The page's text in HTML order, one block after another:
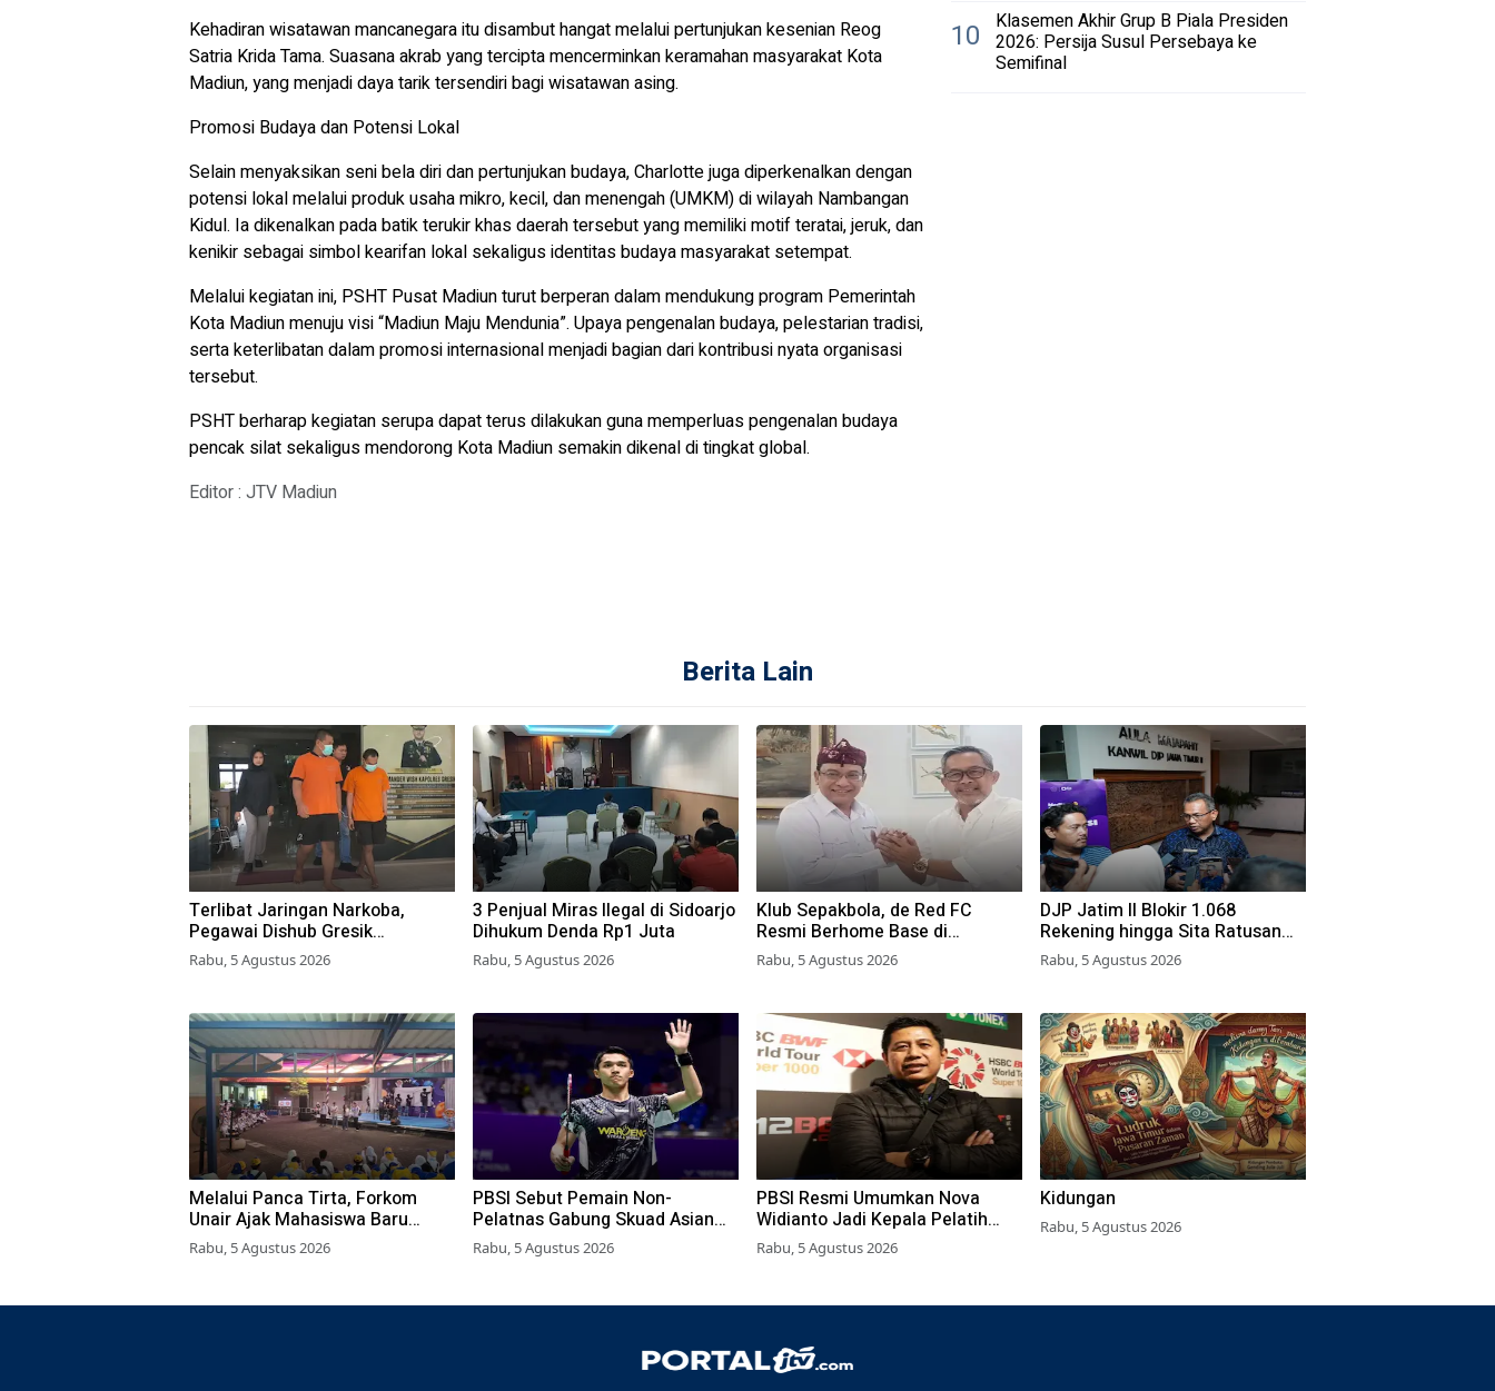
Kehadiran wisatawan mancanegara itu disambut hangat melalui pertunjukan kesenian Reog
Satria Krida Tama. Suasana akrab yang tercipta mencerminkan keramahan masyarakat Kota
Madiun, yang menjadi daya tarik tersendiri bagi wisatawan asing.
Promosi Budaya dan Potensi Lokal
Selain menyaksikan seni bela diri dan pertunjukan budaya, Charlotte juga diperkenalkan dengan
potensi lokal melalui produk usaha mikro, kecil, dan menengah (UMKM) di wilayah Nambangan
Kidul. Ia dikenalkan pada batik terukir khas daerah tersebut yang memiliki motif teratai, jeruk, dan
kenikir sebagai simbol kearifan lokal sekaligus identitas budaya masyarakat setempat.
Melalui kegiatan ini, PSHT Pusat Madiun turut berperan dalam mendukung program Pemerintah
Kota Madiun menuju visi “Madiun Maju Mendunia”. Upaya pengenalan budaya, pelestarian tradisi,
serta keterlibatan dalam promosi internasional menjadi bagian dari kontribusi nyata organisasi
tersebut.
PSHT berharap kegiatan serupa dapat terus dilakukan guna memperluas pengenalan budaya
pencak silat sekaligus mendorong Kota Madiun semakin dikenal di tingkat global.
Editor : JTV Madiun
10 Klasemen Akhir Grup B Piala Presiden
2026: Persija Susul Persebaya ke
Semifinal
Berita Lain
Terlibat Jaringan Narkoba,
Pegawai Dishub Gresik
Ditangkap Polisi
Rabu, 5 Agustus 2026
3 Penjual Miras Ilegal di Sidoarjo
Dihukum Denda Rp1 Juta
Rabu, 5 Agustus 2026
Klub Sepakbola, de Red FC
Resmi Berhome Base di
Surabaya, Pakai Stadion
Tambaksari
Rabu, 5 Agustus 2026
DJP Jatim II Blokir 1.068
Rekening hingga Sita Ratusan
Aset
Rabu, 5 Agustus 2026
Melalui Panca Tirta, Forkom
Unair Ajak Mahasiswa Baru
Kenalkan 47 UKM (Unit Kegiatan
Mahasiswa)
Rabu, 5 Agustus 2026
PBSI Sebut Pemain Non-
Pelatnas Gabung Skuad Asian
Games 2026, Jonatan Christie
dan Sabar/Reza Masuk?
Rabu, 5 Agustus 2026
PBSI Resmi Umumkan Nova
Widianto Jadi Kepala Pelatih
Ganda Campuran Pelatnas
Rabu, 5 Agustus 2026
Kidungan
Rabu, 5 Agustus 2026